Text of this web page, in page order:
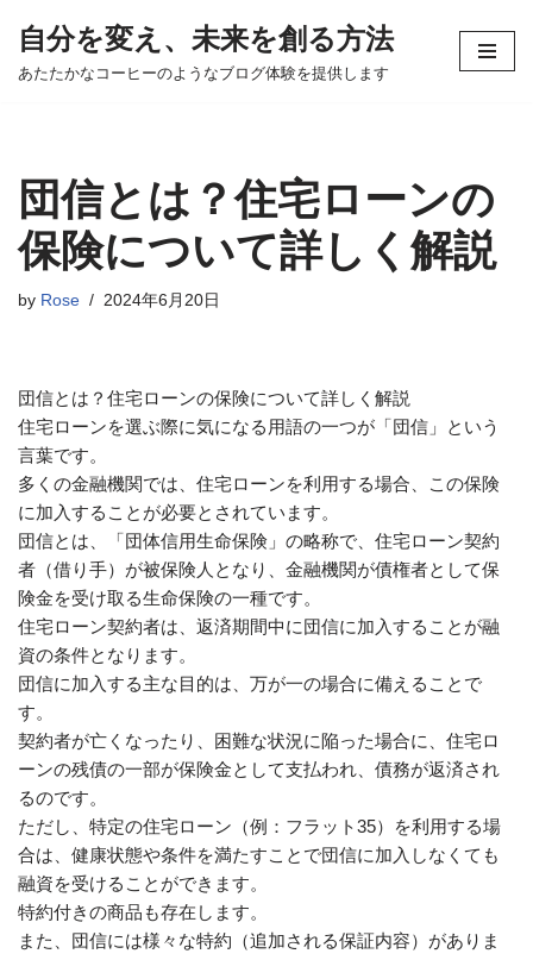
コ
ツ
へ
ス
キ
ッ
自分を変え、未来を創る方法
あたたかなコーヒーのようなブログ体験を提供します
団信とは？住宅ローンの
保険について詳しく解説
by Rose 2024年6月20日
団信とは？住宅ローンの保険について詳しく解説
住宅ローンを選ぶ際に気になる用語の一つが「団信」という
言葉です。
多くの金融機関では、住宅ローンを利用する場合、この保険
に加入することが必要とされています。
団信とは、「団体信用生命保険」の略称で、住宅ローン契約
者（借り手）が被保険人となり、金融機関が債権者として保
険金を受け取る生命保険の一種です。
住宅ローン契約者は、返済期間中に団信に加入することが融
資の条件となります。
団信に加入する主な目的は、万が一の場合に備えることで
す。
契約者が亡くなったり、困難な状況に陥った場合に、住宅ロ
ーンの残債の一部が保険金として支払われ、債務が返済され
るのです。
ただし、特定の住宅ローン（例：フラット35）を利用する場
合は、健康状態や条件を満たすことで団信に加入しなくても
融資を受けることができます。
特約付きの商品も存在します。
また、団信には様々な特約（追加される保証内容）がありま